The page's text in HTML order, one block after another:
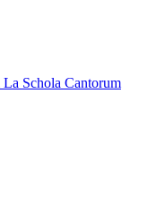
La Schola Cantorum